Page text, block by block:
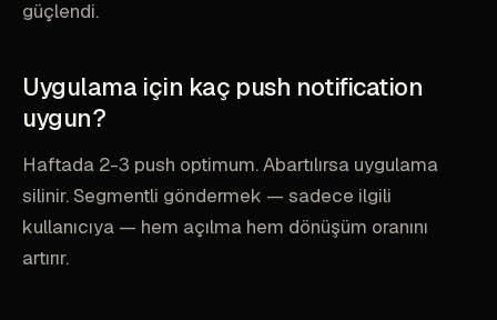
güçlendi.
Uygulama için kaç push notification
uygun?
Haftada 2-3 push optimum. Abartılırsa uygulama
silinir. Segmentli göndermek — sadece ilgili
kullanıcıya — hem açılma hem dönüşüm oranını
artırır.